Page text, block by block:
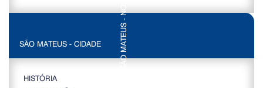
SÃO MATEUS - CIDADE
HISTÓRIA